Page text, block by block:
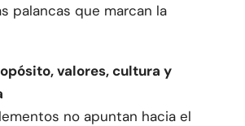
palancas que marcan la
valores, cultura y
no apuntan hacia el